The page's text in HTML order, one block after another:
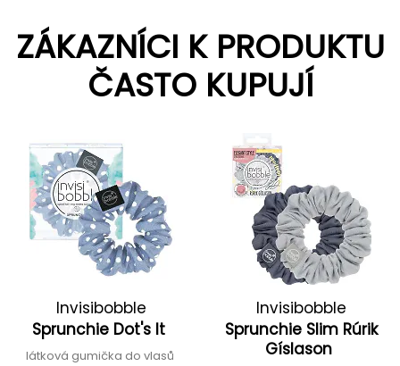
ZÁKAZNÍCI K PRODUKTU
ČASTO KUPUJÍ
Invisibobble
Sprunchie Dot's It
látková gumička do vlasů
Invisibobble
Sprunchie Slim Rúrik
Gíslason